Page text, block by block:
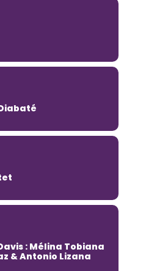
: Mélina Tobiana
& Antonio Lizana